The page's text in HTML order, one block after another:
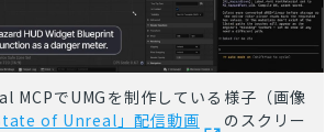
MCPでUMGを制作している様子（画像
of Unreal」配信動画
のスクリー